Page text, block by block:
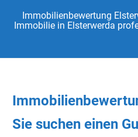
Immobilienbewertung
Immobilie in Elsterwerda
Sie suchen einen